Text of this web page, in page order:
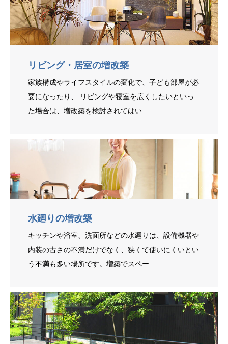
リビング・居室の増改築
家族構成やライフスタイルの変化で、子ども部屋が必
要になったり、 リビングや寝室を広くしたいといっ
た場合は、増改築を検討されてはい…
水廻りの増改築
キッチンや浴室、洗面所などの水廻りは、設備機器や
内装の古さの不満だけでなく、狭くて使いにくいとい
う不満も多い場所です。増築でスペー…